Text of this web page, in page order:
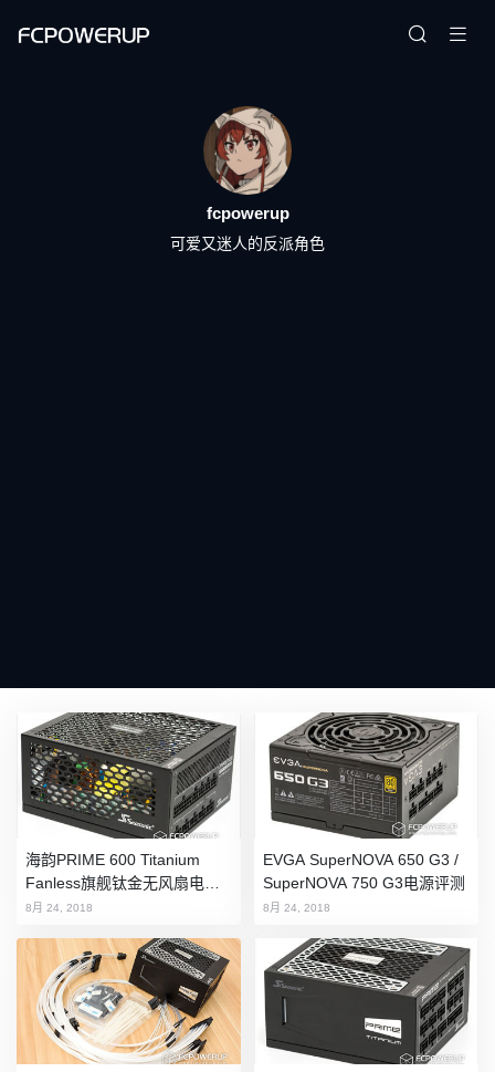
fcpowerup
可爱又迷人的反派角色
海韵PRIME 600 Titanium
Fanless旗舰钛金无风扇电源
评测
8月 24, 2018
EVGA SuperNOVA 650 G3 /
SuperNOVA 750 G3电源评测
8月 24, 2018